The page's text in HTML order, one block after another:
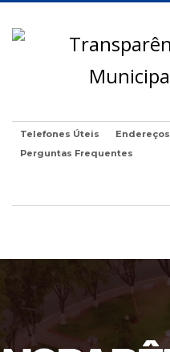
Telefones Úteis Endereços
Perguntas Frequentes